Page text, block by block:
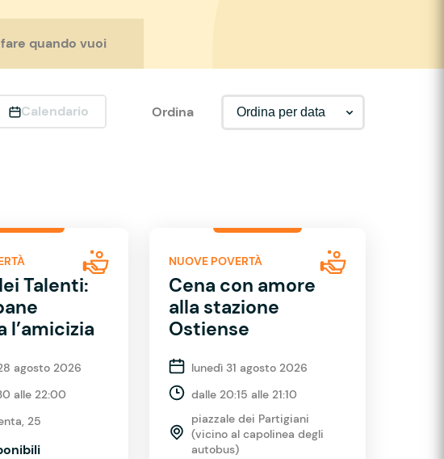
quando vuoi
Calendario Ordina
Talenti:
l’amicizia
agosto 2026
alle 22:00
25
NUOVE POVERTÀ
Cena con amore
alla stazione
Ostiense
lunedì 31 agosto 2026
dalle 20:15 alle 21:10
piazzale dei Partigiani
(vicino al capolinea degli
autobus)